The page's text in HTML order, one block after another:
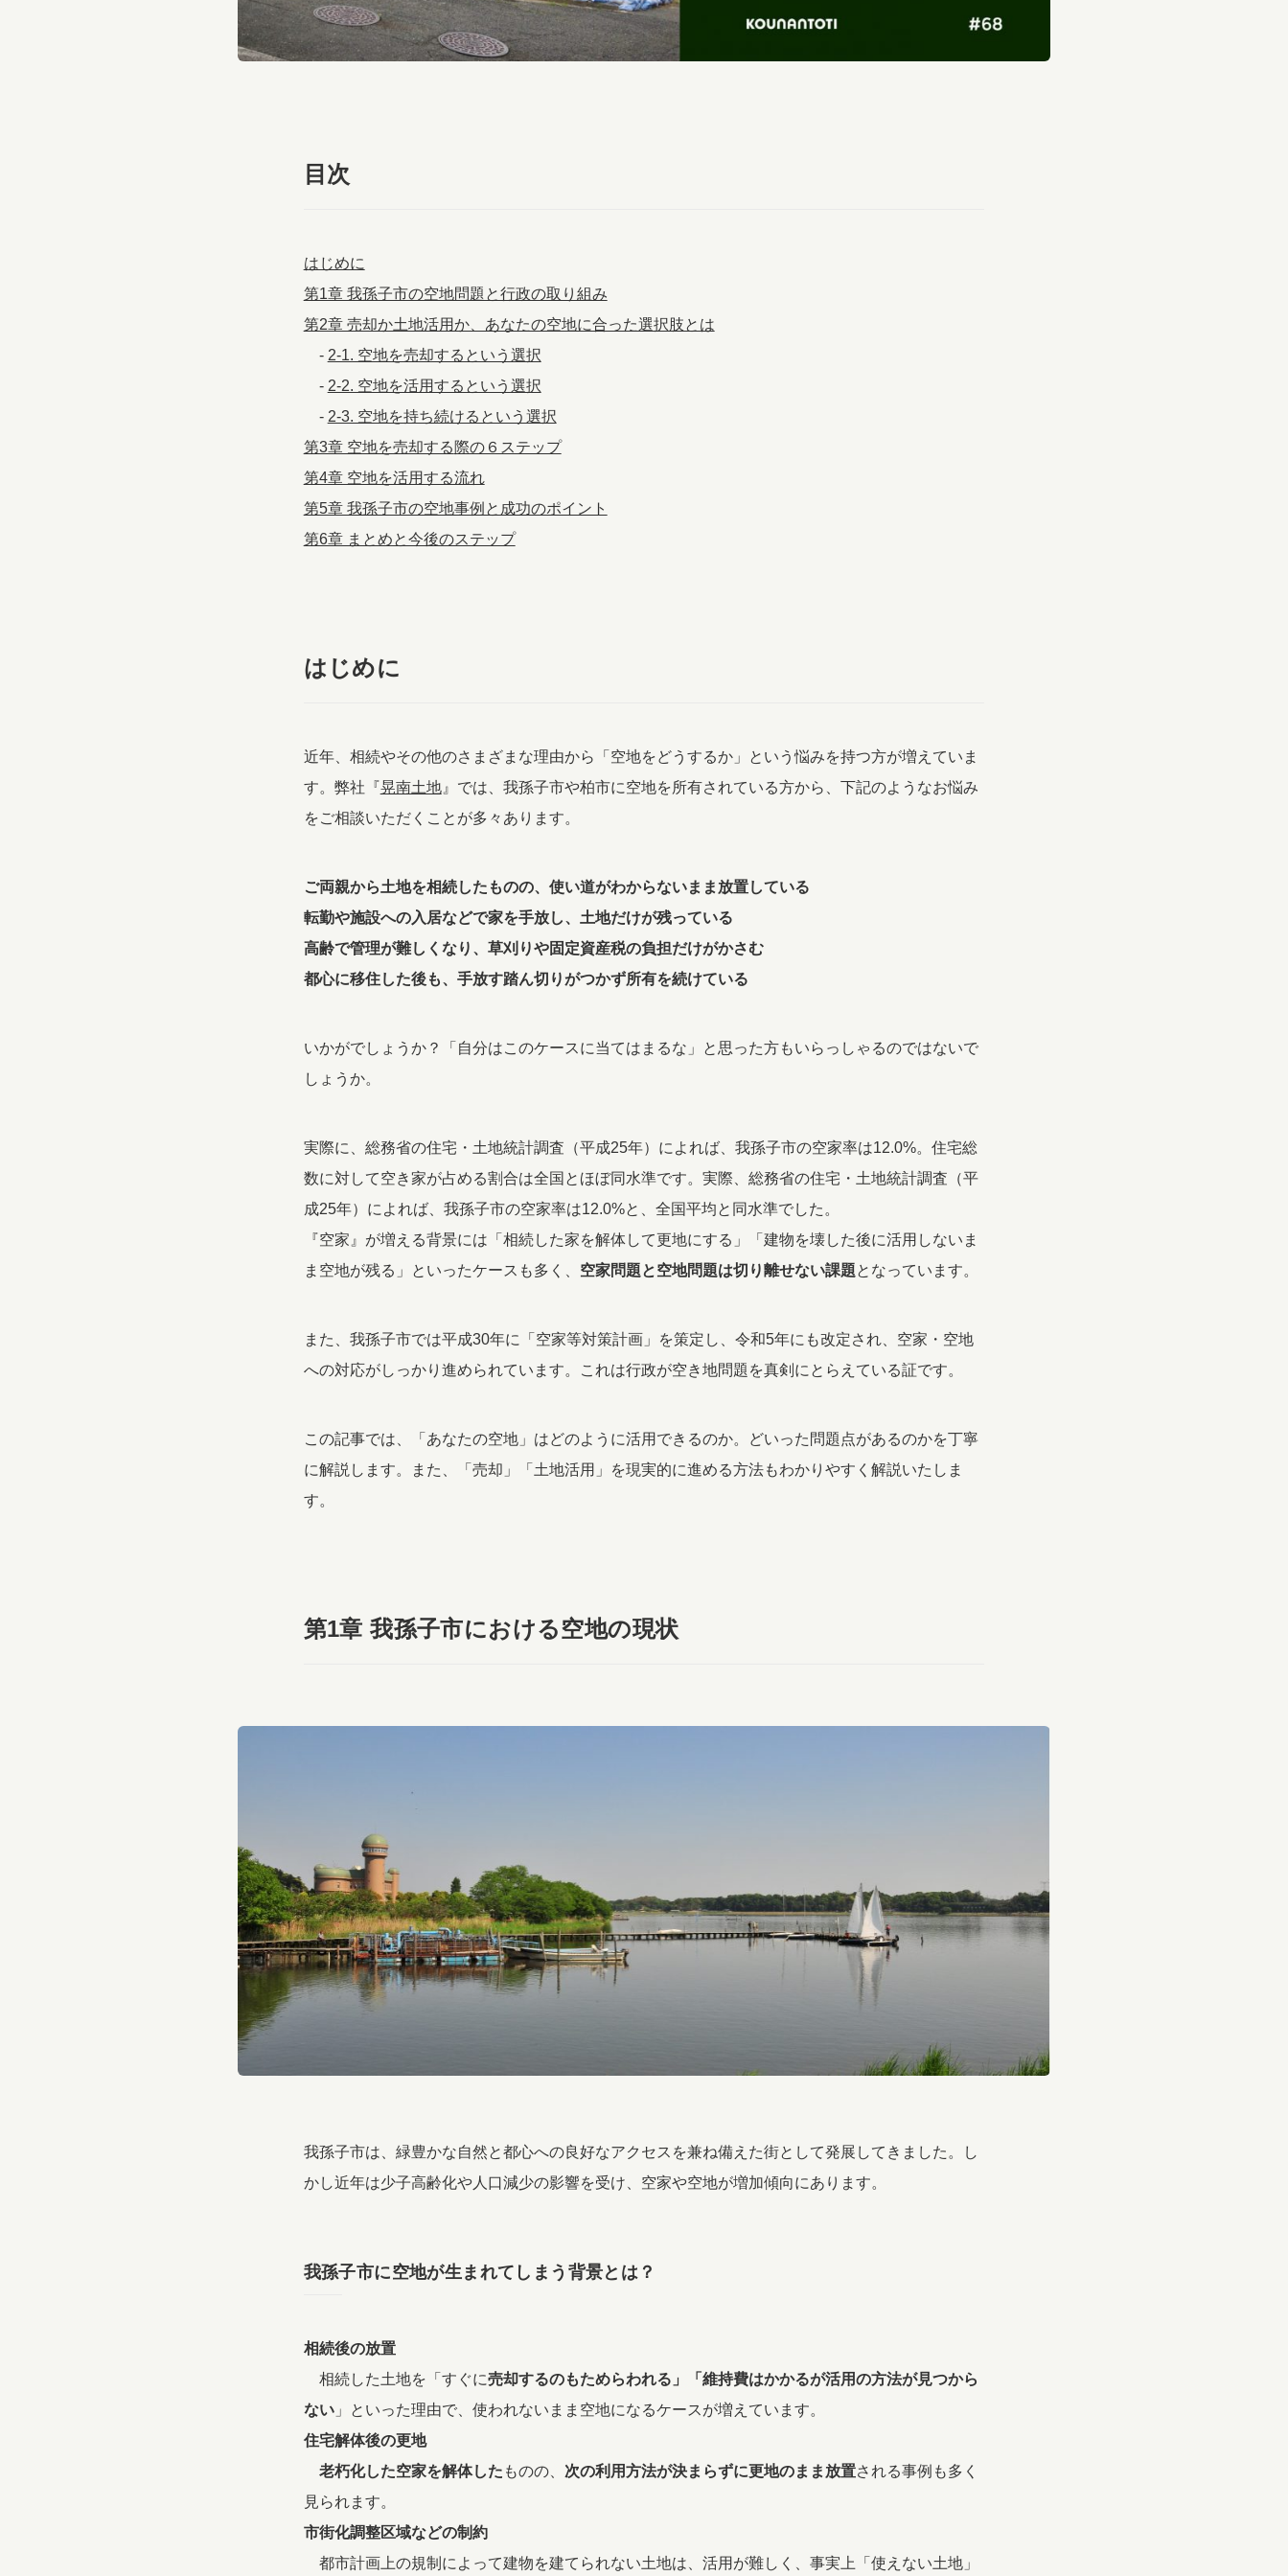
目次
はじめに
第1章 我孫子市の空地問題と行政の取り組み
第2章 売却か土地活用か、あなたの空地に合った選択肢とは
- 2-1. 空地を売却するという選択
- 2-2. 空地を活用するという選択
- 2-3. 空地を持ち続けるという選択
第3章 空地を売却する 際の６ステップ
第4章 空地を活用する流れ
第5章 我孫子市の空地事例と成功のポイント
第6章 まとめと今後のステップ
はじめに
近年、相続やその他のさまざまな理由から「空地をどうするか」という悩みを持つ方が増えていま
す。弊社『晃南土地』では、我孫子市や柏市に空地を所有されている方から、下記のようなお悩み
をご相談いただくことが多々あります。
ご両親から土地を相続したものの、使い道がわからないまま放置している
転勤や施設への入居などで家を手放し、土地だけが残っている
高齢で管理が難しくなり、草刈りや固定資産税の負担だけがかさむ
都心に移住した後も、手放す踏ん切りがつかず所有を続けている
いかがでしょうか？「自分はこのケースに当てはまるな」と思った方もいらっしゃるのではないで
しょうか。
実際に、総務省の住宅・土地統計調査（平成25年）によれば、我孫子市の空家率は12.0%。住宅総
数に対して空き家が占める割合は全国とほぼ同水準です。実際、総務省の住宅・土地統計調査（平
成25年）によれば、我孫子市の空家率は12.0%と、全国平均と同水準でした。
『空家』が増える背景には「相続した家を解体して更地にする」「建物を壊した後に活用しないま
ま空地が残る」といったケースも多く、 空家問題と空地問題は切り離せない課題となっています。
また、我孫子市では平成30年に「空家等対策計画」を策定し、令和5年にも改定され、空家・空地
への対応がしっかり進められています。これは行政が空き地問題を真剣にとらえている証です。
この記事では、「あなたの空地」はどのように活用できるのか。どいった問題点があるのかを丁寧
に解説します。また、「売却」「土地活用」を現実的に進める方法もわかりやすく解説いたしま
す。
第1章 我孫子市における空地の現状
我孫子市は、緑豊かな自然と都心への良好なアクセスを兼ね備えた街として発展してきました。し
かし近年は少子高齢化や人口減少の影響を受け、空家や空地が増加傾向にあります。
我孫子市に空地が生まれてしまう背景とは？
相続後の放置
相続した土地を「すぐに売却するのもためらわれる」「維持費はかかるが活用の方法が見つから
ない」といった理由で、使われないまま空地になるケースが増えています。
住宅解体後の更地
老朽化した空家を解体した ものの、 次の利用方法が決まらずに更地のまま放置される事例も多く
見られます。
市街化調整区域などの制約
都市計画上の規制によって建物を建てられない土地は、活用が難しく、事実上「使えない土地」